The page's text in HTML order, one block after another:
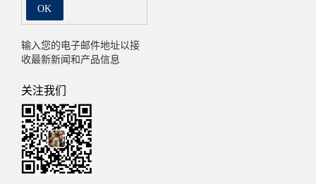
OK
输入您的电子邮件地址以接
收最新新闻和产品信息
关注我们